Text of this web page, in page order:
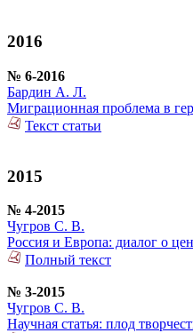
2016
№ 6-2016
Бардин А. Л.
Миграционная проблема в
Текст статьи
2015
№ 4-2015
Чугров С. В.
Россия и Европа: диалог о
Полный текст
№ 3-2015
Чугров С. В.
Научная статья: плод